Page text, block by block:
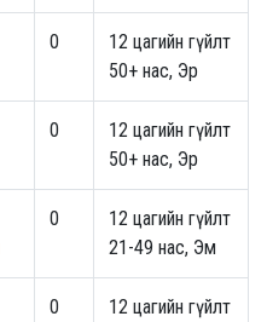
0
12 цагийн гүйлт
50+ нас, Эр
0
12 цагийн гүйлт
50+ нас, Эр
0
12 цагийн гүйлт
21-49 нас, Эм
0
12 цагийн гүйлт